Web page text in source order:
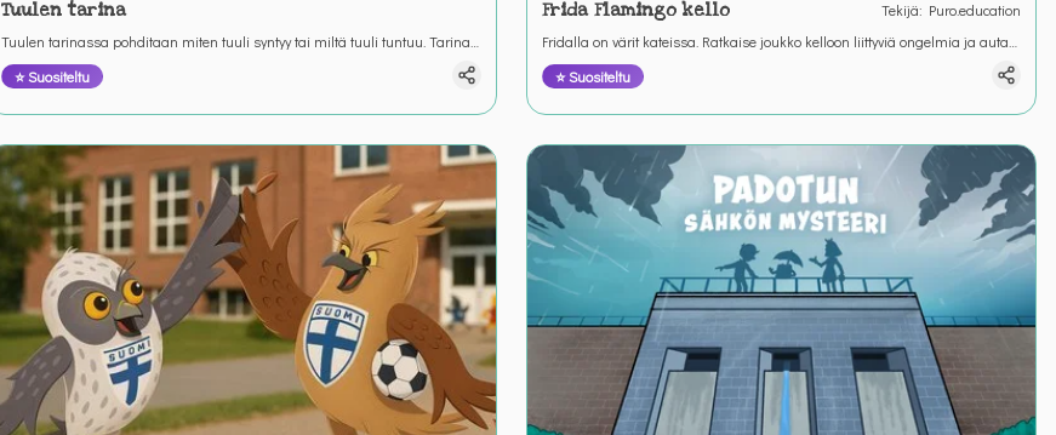
Tuulen tarina
Tuulen tarinassa pohditaan miten tuuli syntyy tai miltä tuuli tuntuu. Tarina
kertoo myös, mitä hyötyä tuulesta voi olla. Yhteistyössä Neoen Renewable
Energyn kanssa.
⭐ Suositeltu
Frida Flamingo kello Tekijä: Puro.education
Fridalla on värit kateissa. Ratkaise joukko kelloon liittyviä ongelmia ja auta
Fridaa löytämään värinsä. &nbsp;
⭐ Suositeltu